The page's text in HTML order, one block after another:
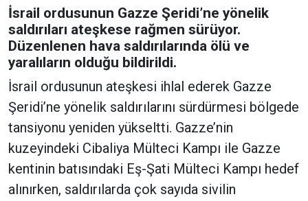
İsrail ordusunun Gazze Şeridi’ne yönelik
saldırıları ateşkese rağmen sürüyor.
Düzenlenen hava saldırılarında ölü ve
yaralıların olduğu bildirildi.
İsrail ordusunun ateşkesi ihlal ederek Gazze
Şeridi’ne yönelik saldırılarını sürdürmesi bölgede
tansiyonu yeniden yükseltti. Gazze’nin
kuzeyindeki Cibaliya Mülteci Kampı ile Gazze
kentinin batısındaki Eş-Şati Mülteci Kampı hedef
alınırken, saldırılarda çok sayıda sivilin